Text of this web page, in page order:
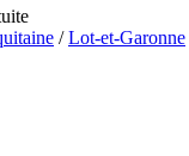
/Lot-et-Garonne